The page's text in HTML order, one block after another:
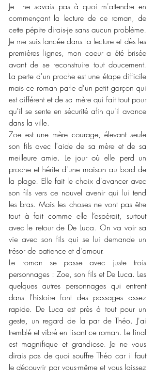
Je  ne savais pas à quoi m'attendre en
commençant la lecture de ce roman, de
cette pépite dirais-je sans aucun problème.
Je me suis lancée dans la lecture et dès les
premières lignes, mon coeur a été brisée
avant de se reconstruire tout doucement.
La perte d'un proche est une étape difficile
mais ce roman parle d'un petit garçon qui
est différent et de sa mère qui fait tout pour
qu'il se sente en sécurité afin qu'il avance
dans la ville.
Zoe est une mère courage, élevant seule
son fils avec l'aide de sa mère et de sa
meilleure amie. Le jour où elle perd un
proche et hérite d'une maison au bord de
la plage. Elle fait le choix d'avancer avec
son fils vers ce nouvel avenir qui lui tend
les bras. Mais les choses ne vont pas être
tout à fait comme elle l’espérait, surtout
avec le retour de De Luca. On va voir sa
vie avec son fils qui se lui demande un
trésor de patience et d'amour.
Le roman se passe avec juste trois
personnages : Zoe, son fils et De Luca. Les
quelques autres personnages qui entrent
dans l'histoire font des passages assez
rapide. De Luca est près à tout pour un
geste, un regard de la par de Théo. J'ai
tremblé et vibré en lisant ce roman. Le final
est magnifique et grandiose. Je ne vous
dirais pas de quoi souffre Théo car il faut
le découvrir par vous-même et vous laissez